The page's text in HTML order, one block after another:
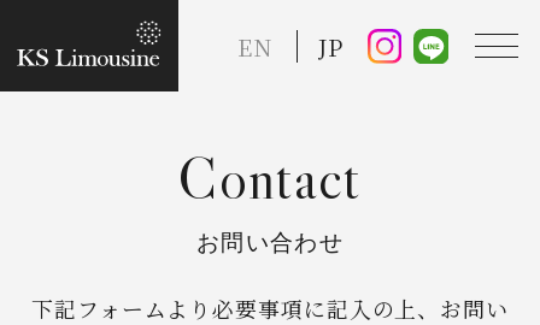
EN JP
Contact
お問い合わせ
下記フォームより必要事項に記入の上、お問い